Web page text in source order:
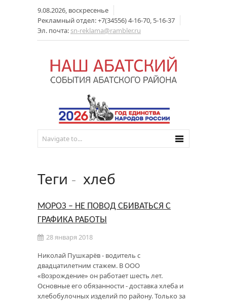
9.08.2026, воскресенье
Рекламный отдел: +7(34556) 4-16-70, 5-16-37
Эл. почта: sn-reklama@rambler.ru
Теги - хлеб
МОРОЗ – НЕ ПОВОД СБИВАТЬСЯ С
ГРАФИКА РАБОТЫ
28 января 2018
Николай Пушкарёв - водитель с
двадцатилетним стажем. В ООО
«Возрождение» он работает шесть лет.
Основные его обязанности - доставка хлеба и
хлебобулочных изделий по району. Только за